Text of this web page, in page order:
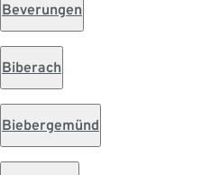
Beverungen
Biberach
Biebergemünd